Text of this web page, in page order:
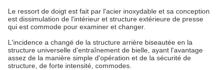
Le ressort de doigt est fait par l'acier inoxydable et sa conception
est dissimulation de l'intérieur et structure extérieure de presse
qui est commode pour examiner et changer.
L'incidence a changé de la structure arrière biseautée en la
structure universelle d'entraînement de bielle, ayant l'avantage
assez de la manière simple d'opération et de la sécurité de
structure, de forte intensité, commodes.